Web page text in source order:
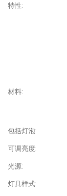
特性:
材料:
包括灯泡:
可调亮度:
光源:
灯具样式: